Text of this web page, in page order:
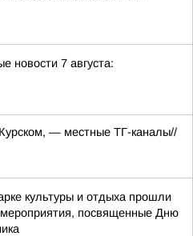
новости 7 августа:
— местные ТГ-каналы//
культуры и отдыха прошли
посвященные Дню